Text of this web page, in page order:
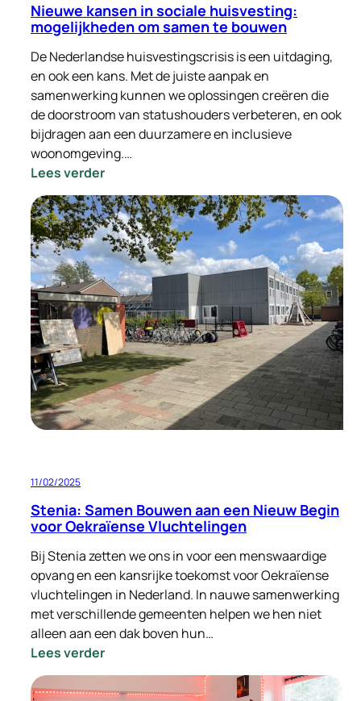
Nieuwe kansen in sociale huisvesting:
mogelijkheden om samen te bouwen
De Nederlandse huisvestingscrisis is een uitdaging,
en ook een kans. Met de juiste aanpak en
samenwerking kunnen we oplossingen creëren die
de doorstroom van statushouders verbeteren, en ook
bijdragen aan een duurzamere en inclusieve
woonomgeving.…
Lees verder:
Nieuwe
kansen
in
sociale
huisvesting:
mogelijkheden
om
samen
te
bouwen
11/02/2025
Stenia: Samen Bouwen aan een Nieuw Begin
voor Oekraïense Vluchtelingen
Bij Stenia zetten we ons in voor een menswaardige
opvang en een kansrijke toekomst voor Oekraïense
vluchtelingen in Nederland. In nauwe samenwerking
met verschillende gemeenten helpen we hen niet
alleen aan een dak boven hun…
Lees verder:
Stenia:
Samen